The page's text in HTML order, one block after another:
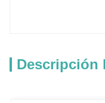
Descripción